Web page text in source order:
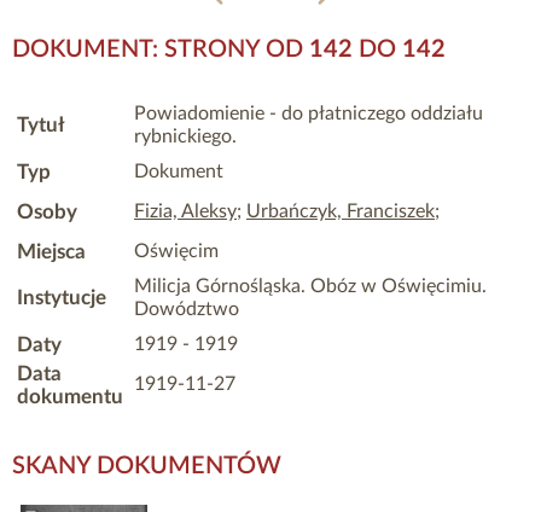
DOKUMENT: STRONY OD 142 DO 142
Tytuł
Powiadomienie - do płatniczego oddziału
rybnickiego.
Typ Dokument
Osoby Fizia, Aleksy; Urbańczyk, Franciszek;
Miejsca Oświęcim
Instytucje
Milicja Górnośląska. Obóz w Oświęcimiu.
Dowództwo
Daty 1919 - 1919
Data
dokumentu
1919-11-27
SKANY DOKUMENTÓW